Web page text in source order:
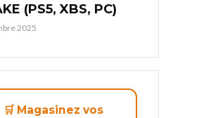
(PS5, XBS, PC)
2025
🛒 Magasinez vos